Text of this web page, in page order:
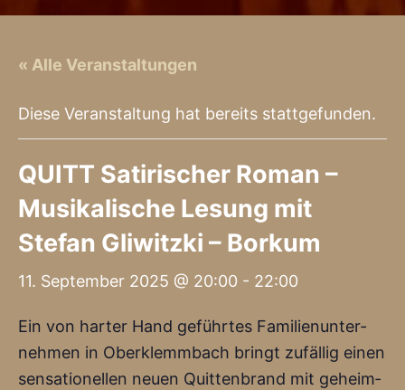
« Alle Veranstaltungen
Diese Veranstaltung hat bereits stattgefunden.
QUITT Satirischer Roman –
Musikalische Lesung mit
Stefan Gliwitzki – Borkum
11. September 2025 @ 20:00 - 22:00
Ein von har­ter Hand geführ­tes Fami­li­en­un­ter­
neh­men in Ober­klemm­bach bringt zufäl­lig einen
sen­sa­tio­nel­len neu­en Quit­ten­brand mit geheim­